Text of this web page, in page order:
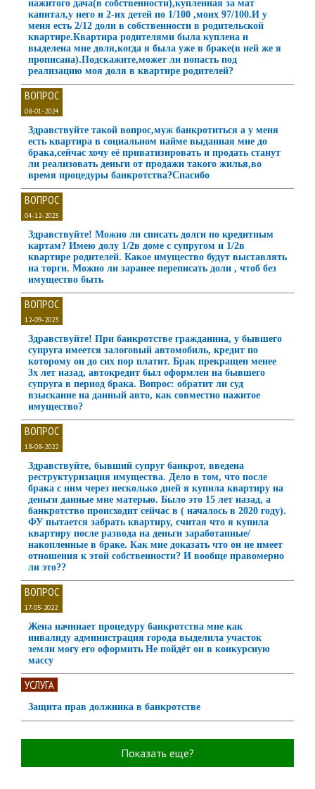
нажитого дача(в собственности),купленная за мат
капитал,у него и 2-их детей по 1/100 ,моих 97/100.И у
меня есть 2/12 доли в собственности в родительской
квартире.Квартира родителями была куплена и
выделена мне доля,когда я была уже в браке(в ней же я
прописана).Подскажите,может ли попасть под
реализацию моя доля в квартире родителей?
ВОПРОС
08-01-2024
Здравствуйте такой вопрос,муж банкротиться а у меня
есть квартира в социальном найме выданная мне до
брака,сейчас хочу её приватизировать и продать станут
ли реализовать деньги от продажи такого жилья,во
время процедуры банкротства?Спасибо
ВОПРОС
04-12-2023
Здравствуйте! Можно ли списать долги по кредитным
картам? Имею долу 1/2в доме с супругом и 1/2в
квартире родителей. Какое имущество будут выставлять
на торги. Можно ли заранее переписать доли , чтоб без
имущество быть
ВОПРОС
12-09-2023
Здравствуйте! При банкротстве гражданина, у бывшего
супруга имеется залоговый автомобиль, кредит по
которому он до сих пор платит. Брак прекращен менее
3х лет назад, автокредит был оформлен на бывшего
супруга в период брака. Вопрос: обратит ли суд
взыскание на данный авто, как совместно нажитое
имущество?
ВОПРОС
18-08-2022
Здравствуйте, бывший супруг банкрот, введена
реструктуризация имущества. Дело в том, что после
брака с ним через несколько дней я купила квартиру на
деньги данные мне матерью. Было это 15 лет назад, а
банкротство происходит сейчас в ( началось в 2020 году).
ФУ пытается забрать квартиру, считая что я купила
квартиру после развода на деньги заработанные/
накопленные в браке. Как мне доказать что он не имеет
отношения к этой собственности? И вообще правомерно
ли это??
ВОПРОС
17-05-2022
Жена начинает процедуру банкротства мне как
инвалиду администрация города выделила участок
земли могу его оформить Не пойдёт он в конкурсную
массу
УСЛУГА
Защита прав должника в банкротстве
Показать еще?